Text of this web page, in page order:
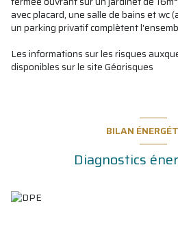
avec placard, une salle de bains et wc
un parking privatif complètent
Les informations sur les risques
disponibles sur le siteGéorisques
BILAN
Diagnostics